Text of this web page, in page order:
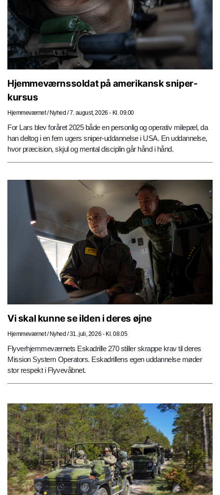
Hjemmeværnssoldat på amerikansk sniper-
kursus
Hjemmeværnet / Nyhed /7. august, 2026 - Kl. 09.00
For Lars blev foråret 2025 både en personlig og operativ milepæl, da
han deltog i en fem ugers sniper-uddannelse i USA. En uddannelse,
hvor præcision, skjul og mental disciplin går hånd i hånd.
Vi skal kunne se ilden i deres øjne
Hjemmeværnet / Nyhed /31. juli, 2026 - Kl. 08.05
Flyverhjemmeværnets Eskadrille 270 stiller skrappe krav til deres
Mission System Operators. Eskadrillens egen uddannelse møder
stor respekt i Flyvevåbnet.